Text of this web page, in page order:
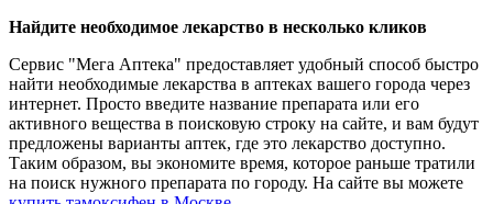
Найдите необходимое лекарство в несколько кликов
Сервис "Мега Аптека" предоставляет удобный способ быстро
найти необходимые лекарства в аптеках вашего города через
интернет. Просто введите название препарата или его
активного вещества в поисковую строку на сайте, и вам будут
предложены варианты аптек, где это лекарство доступно.
Таким образом, вы экономите время, которое раньше тратили
на поиск нужного препарата по городу. На сайте вы можете